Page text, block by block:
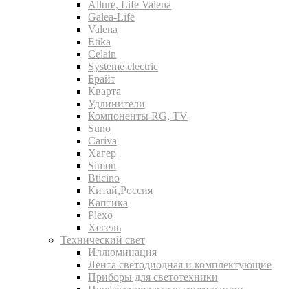
Allure, Life Valena
Galea-Life
Valena
Etika
Celain
Systeme electric
Брайт
Кварта
Удлинители
Компоненты RG, TV
Suno
Cariva
Хагер
Simon
Bticino
Китай,Россия
Каптика
Plexo
Хегель
Технический свет
Иллюминация
Лента светодиодная и комплектующие
Приборы для светотехники